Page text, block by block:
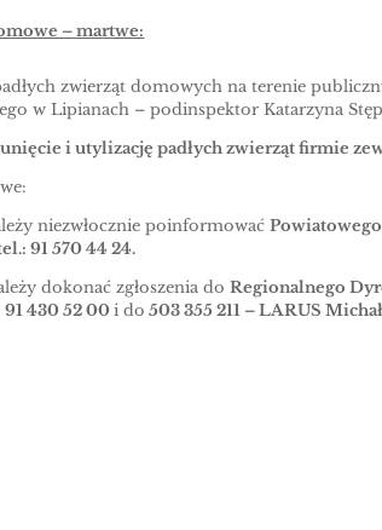
– martwe:
zwierząt domowych na terenie
w Lipianach – podinspektor Katarzyna
i utylizację padłych zwierząt firmie
niezwłocznie poinformować
91 570 44 24.
dokonać zgłoszenia doRegionalnego
91 430 52 00i do 503 355 211 – LARUS